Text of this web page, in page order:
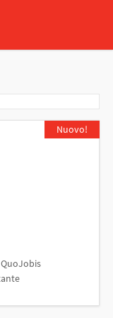
QuoJobis
Nuovo!